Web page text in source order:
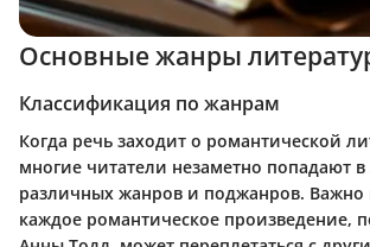
Основные жанры
Классификация по жанрам
Когда речь заходит о романтической
многие читатели незаметно попадают
различных жанров и поджанров. Важно
каждое романтическое произведение,